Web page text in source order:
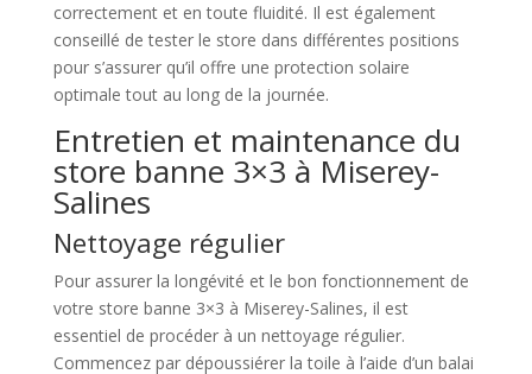
correctement et en toute fluidité. Il est également
conseillé de tester le store dans différentes positions
pour s’assurer qu’il offre une protection solaire
optimale tout au long de la journée.
Entretien et maintenance du
store banne 3×3 à Miserey-
Salines
Nettoyage régulier
Pour assurer la longévité et le bon fonctionnement de
votre store banne 3×3 à Miserey-Salines, il est
essentiel de procéder à un nettoyage régulier.
Commencez par dépoussiérer la toile à l’aide d’un balai